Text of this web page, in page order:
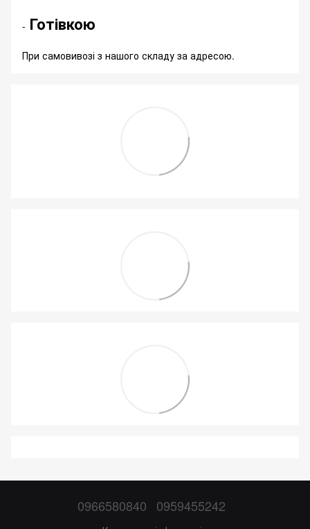
- Готівкою
При самовивозі з нашого складу за адресою.
0966580840 0959455242